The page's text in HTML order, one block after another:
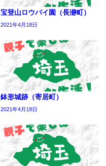
宝登山ロウバイ園（長瀞町）
2021年4月18日
鉢形城跡（寄居町）
2021年4月18日